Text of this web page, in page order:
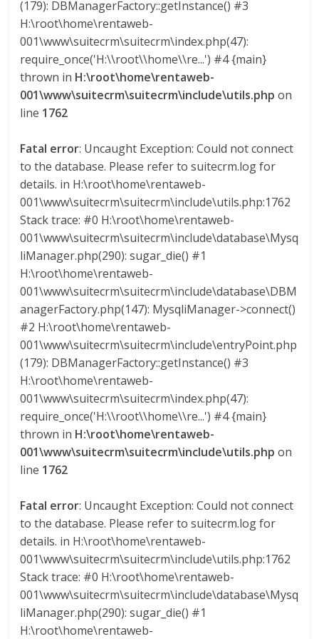
o
m
b
a
(179): DBManagerFactory::getInstance() #3
H:\root\home\rentaweb-
001\www\suitecrm\suitecrm\index.php(47):
require_once('H:\\root\\home\\re...') #4 {main}
thrown in H:\root\home\rentaweb-
001\www\suitecrm\suitecrm\include\utils.php on
line 1762
Fatal error: Uncaught Exception: Could not connect
to the database. Please refer to suitecrm.log for
details. in H:\root\home\rentaweb-
001\www\suitecrm\suitecrm\include\utils.php:1762
Stack trace: #0 H:\root\home\rentaweb-
001\www\suitecrm\suitecrm\include\database\Mysq
liManager.php(290): sugar_die() #1
H:\root\home\rentaweb-
001\www\suitecrm\suitecrm\include\database\DBM
anagerFactory.php(147): MysqliManager->connect()
#2 H:\root\home\rentaweb-
001\www\suitecrm\suitecrm\include\entryPoint.php
(179): DBManagerFactory::getInstance() #3
H:\root\home\rentaweb-
001\www\suitecrm\suitecrm\index.php(47):
require_once('H:\\root\\home\\re...') #4 {main}
thrown in H:\root\home\rentaweb-
001\www\suitecrm\suitecrm\include\utils.php on
line 1762
Fatal error: Uncaught Exception: Could not connect
to the database. Please refer to suitecrm.log for
details. in H:\root\home\rentaweb-
001\www\suitecrm\suitecrm\include\utils.php:1762
Stack trace: #0 H:\root\home\rentaweb-
001\www\suitecrm\suitecrm\include\database\Mysq
liManager.php(290): sugar_die() #1
H:\root\home\rentaweb-